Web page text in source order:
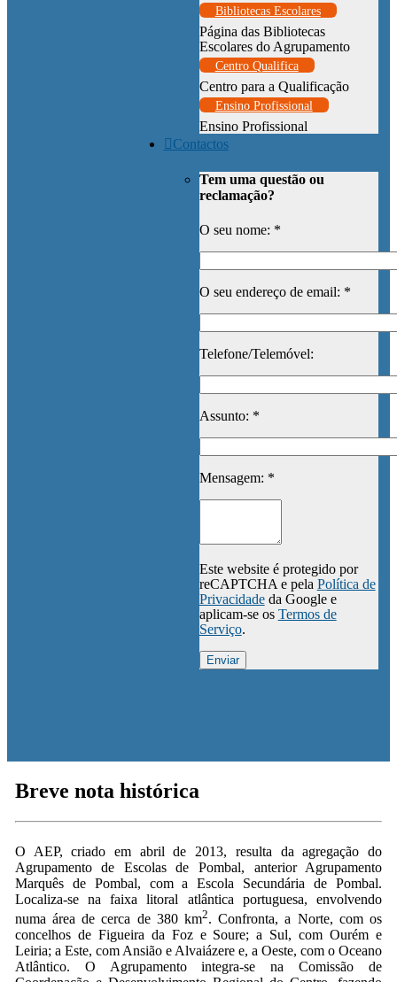
Bibliotecas Escolares
Página das Bibliotecas
Escolares do Agrupamento
Centro Qualifica
Centro para a Qualificação
Ensino Profissional
Ensino Profissional
Contactos
Tem uma questão ou
reclamação?
O seu nome: *
O seu endereço de email: *
Telefone/Telemóvel:
Assunto: *
Mensagem: *
Este website é protegido por
reCAPTCHA e pela Política de
Privacidadeda Google e
aplicam-se os Termos de
Serviço.
Breve nota histórica
O AEP, criado em abril de 2013, resulta da agregação do
Agrupamento de Escolas de Pombal, anterior Agrupamento
Marquês de Pombal, com a Escola Secundária de Pombal.
Localiza-se na faixa litoral atlântica portuguesa, envolvendo
numa área de cerca de 380 km2. Confronta, a Norte, com os
concelhos de Figueira da Foz e Soure; a Sul, com Ourém e
Leiria; a Este, com Ansião e Alvaiázere e, a Oeste, com o Oceano
Atlântico. O Agrupamento integra-se na Comissão de